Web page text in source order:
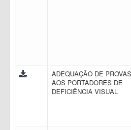
ADEQUAÇÃO DE PROVAS
AOS PORTADORES DE
DEFICIÊNCIA VISUAL